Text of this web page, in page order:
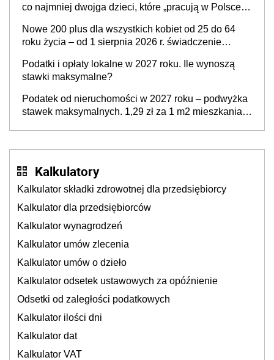
co najmniej dwojga dzieci, które „pracują w Polsce i
podatków? Zapadła decyzja Sejmu
Nowe 200 plus dla wszystkich kobiet od 25 do 64
roku życia – od 1 sierpnia 2026 r. świadczenie
Podatki i opłaty lokalne w 2027 roku. Ile wynoszą
stawki maksymalne?
Podatek od nieruchomości w 2027 roku – podwyżka
stawek maksymalnych. 1,29 zł za 1 m2 mieszkania,
Kalkulatory
Kalkulator składki zdrowotnej dla przedsiębiorcy
Kalkulator dla przedsiębiorców
Kalkulator wynagrodzeń
Kalkulator umów zlecenia
Kalkulator umów o dzieło
Kalkulator odsetek ustawowych za opóźnienie
Odsetki od zaległości podatkowych
Kalkulator ilości dni
Kalkulator dat
Kalkulator VAT